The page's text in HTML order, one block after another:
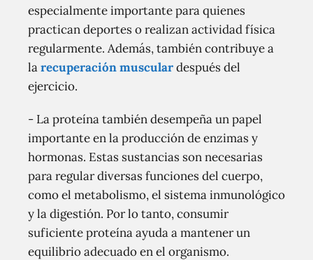
especialmente importante para quienes
practican deportes o realizan actividad física
regularmente. Además, también contribuye a
larecuperación musculardespués del
ejercicio.
- La proteína también desempeña un papel
importante en la producción de enzimas y
hormonas. Estas sustancias son necesarias
para regular diversas funciones del cuerpo,
como el metabolismo, el sistema inmunológico
y la digestión. Por lo tanto, consumir
suficiente proteína ayuda a mantener un
equilibrio adecuado en el organismo.